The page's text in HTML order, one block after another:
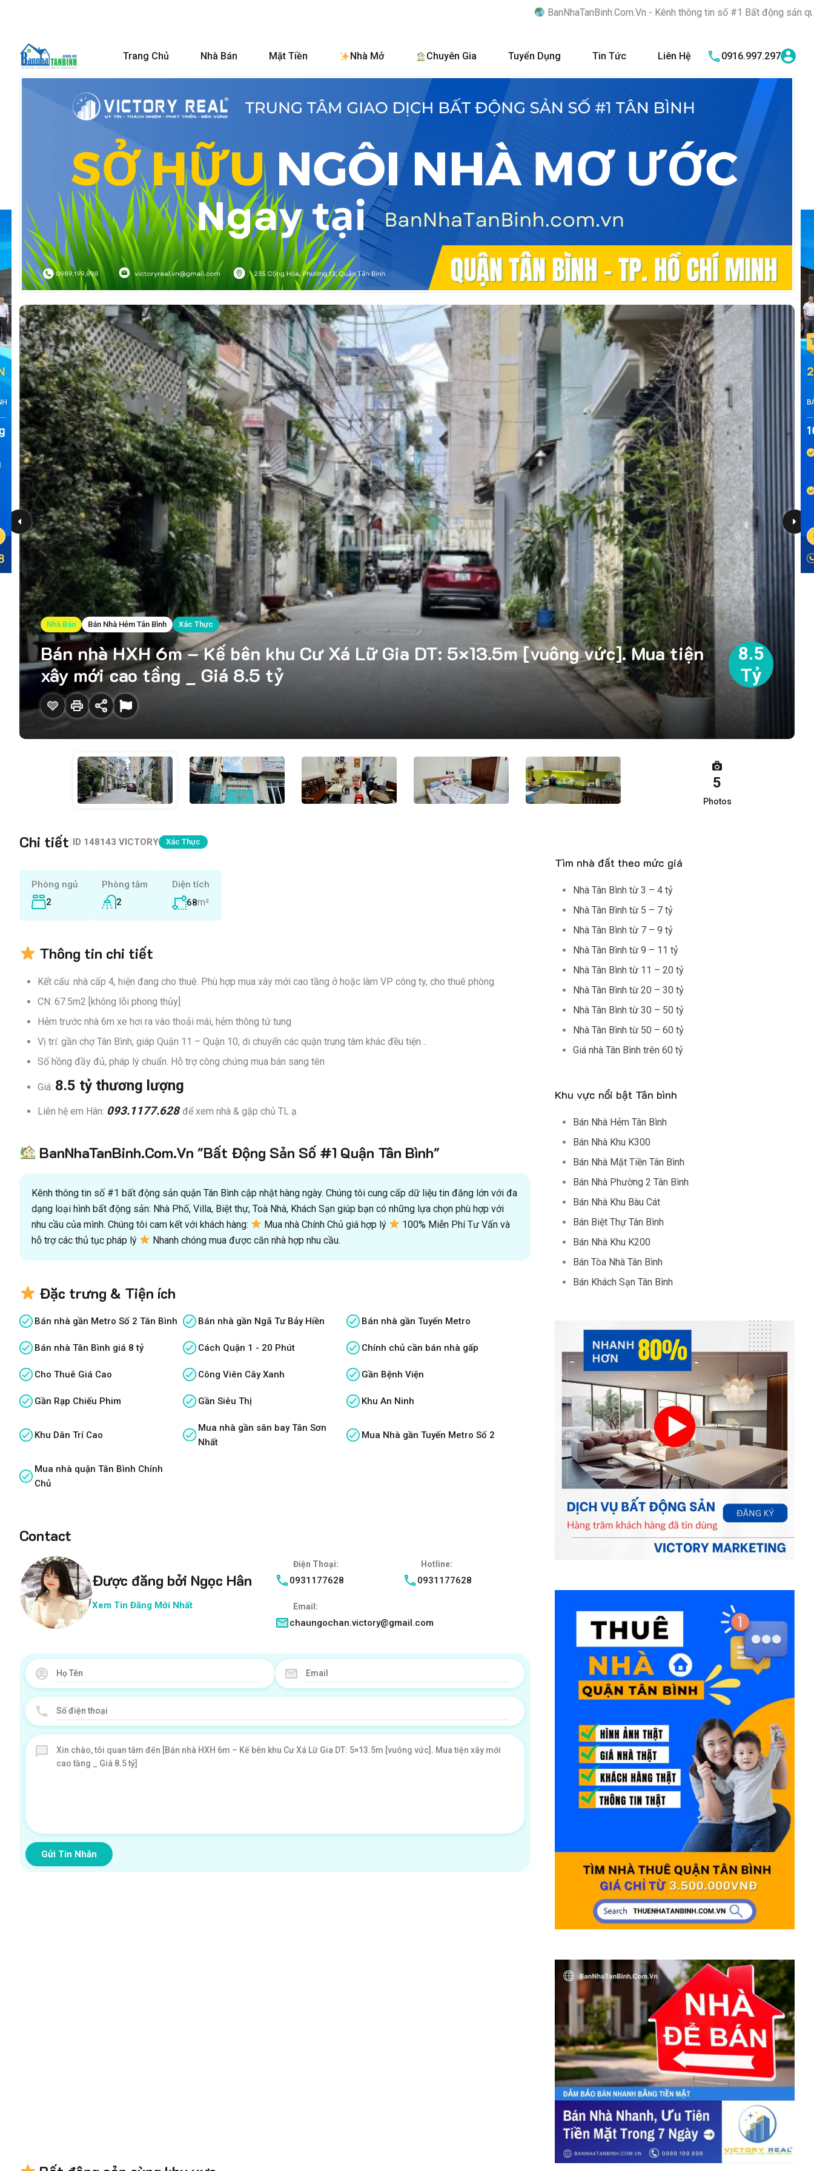
BanNhaTanBinh.Com.Vn - Kênh thông tin số #1 Bất động sản quận Tân Bình "Nơi
Trang Chủ Nhà Bán Mặt Tiền Nhà Mở Chuyên Gia Tuyển Dụng Tin Tức Liên Hệ 0916.997.297
Nhà Bán Bán Nhà Hẻm Tân Bình Xác Thực
Bán nhà HXH 6m – Kế bên khu Cư Xá Lữ Gia DT: 5×13.5m [vuông vức]. Mua tiện
xây mới cao tầng _ Giá 8.5 tỷ
8.5
Tỷ
5
Photos
Chi tiết ID 148143 VICTORY Xác Thực
Phòng ngủ
2
Phòng tắm
2
Diện tích
68m²
Thông tin chi tiết
Kết cấu: nhà cấp 4, hiện đang cho thuê. Phù hợp mua xây mới cao tầng ở hoặc làm VP công ty, cho thuê phòng
CN: 67.5m2 [không lỗi phong thủy]
Hẻm trước nhà 6m xe hơi ra vào thoải mái, hẻm thông tứ tung
Vị trí: gần chợ Tân Bình, giáp Quận 11 – Quận 10, di chuyển các quận trung tâm khác đều tiện…
Sổ hồng đầy đủ, pháp lý chuẩn. Hỗ trợ công chứng mua bán sang tên
Giá: 8.5 tỷ thương lượng
Liên hệ em Hân: 093.1177.628 để xem nhà & gặp chủ TL ạ
BanNhaTanBinh.Com.Vn "Bất Động Sản Số #1 Quận Tân Bình"
Kênh thông tin số #1 bất động sản quận Tân Bình cập nhật hàng ngày. Chúng tôi cung cấp dữ liệu tin đăng lớn với đa
dạng loại hình bất động sản: Nhà Phố, Villa, Biệt thự, Toà Nhà, Khách Sạn giúp bạn có những lựa chọn phù hợp với
nhu cầu của mình. Chúng tôi cam kết với khách hàng:
Mua nhà Chính Chủ giá hợp lý
100% Miễn Phí Tư Vấn và
hỗ trợ các thủ tục pháp lý
Nhanh chóng mua được căn nhà hợp nhu cầu.
Đặc trưng & Tiện ích
Bán nhà gần Metro Số 2 Tân Bình Bán nhà gần Ngã Tư Bảy Hiền Bán nhà gần Tuyến Metro
Bán nhà Tân Bình giá 8 tỷ Cách Quận 1 - 20 Phút Chính chủ cần bán nhà gấp
Cho Thuê Giá Cao Công Viên Cây Xanh Gần Bệnh Viện
Gần Rạp Chiếu Phim Gần Siêu Thị Khu An Ninh
Khu Dân Trí Cao
Mua nhà gần sân bay Tân Sơn
Nhất
Mua Nhà gần Tuyến Metro Số 2
Mua nhà quận Tân Bình Chính
Chủ
Contact
Được đăng bởi Ngọc Hân
Xem Tin Đăng Mới Nhất
Điện Thoại:
0931177628
Hotline:
0931177628
Email:
chaungochan.victory@gmail.com
Gửi Tin Nhắn
Tìm nhà đất theo mức giá
Nhà Tân Bình từ 3 – 4 tỷ
Nhà Tân Bình từ 5 – 7 tỷ
Nhà Tân Bình từ 7 – 9 tỷ
Nhà Tân Bình từ 9 – 11 tỷ
Nhà Tân Bình từ 11 – 20 tỷ
Nhà Tân Bình từ 20 – 30 tỷ
Nhà Tân Bình từ 30 – 50 tỷ
Nhà Tân Bình từ 50 – 60 tỷ
Giá nhà Tân Bình trên 60 tỷ
Khu vực nổi bật Tân bình
Bán Nhà Hẻm Tân Bình
Bán Nhà Khu K300
Bán Nhà Mặt Tiền Tân Bình
Bán Nhà Phường 2 Tân Bình
Bán Nhà Khu Bàu Cát
Bán Biệt Thự Tân Bình
Bán Nhà Khu K200
Bán Tòa Nhà Tân Bình
Bán Khách Sạn Tân Bình